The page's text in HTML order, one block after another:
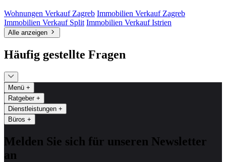
Wohnungen Verkauf Zagreb Immobilien Verkauf Zagreb
Immobilien Verkauf Split Immobilien Verkauf Istrien
Alle anzeigen
Häufig gestellte Fragen
Menü +
Ratgeber +
Dienstleistungen +
Büros +
Melden Sie sich für unseren Newsletter
an